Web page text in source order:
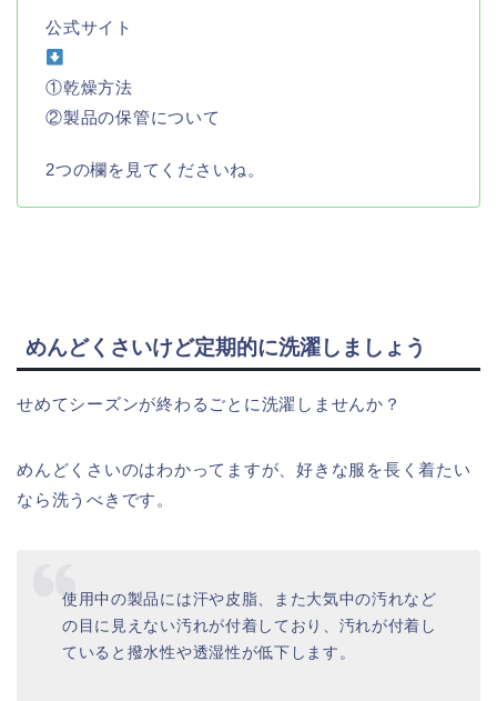
公式サイト
①乾燥方法
②製品の保管について
2つの欄を見てくださいね。
めんどくさいけど定期的に洗濯しましょう
せめてシーズンが終わるごとに洗濯しませんか？
めんどくさいのはわかってますが、好きな服を長く着たい
なら洗うべきです。
使用中の製品には汗や皮脂、また大気中の汚れなど
の目に見えない汚れが付着しており、汚れが付着し
ていると撥水性や透湿性が低下します。